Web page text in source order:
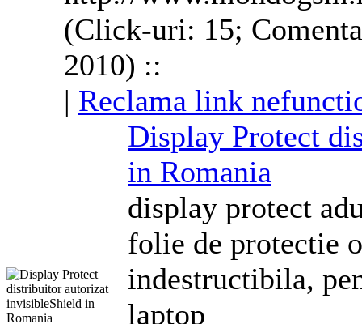
(Click-uri: 15;
2010) ::
| Reclama link
Display Protect
in Romania
display protect
folie de protectie
indestructibila,
laptop